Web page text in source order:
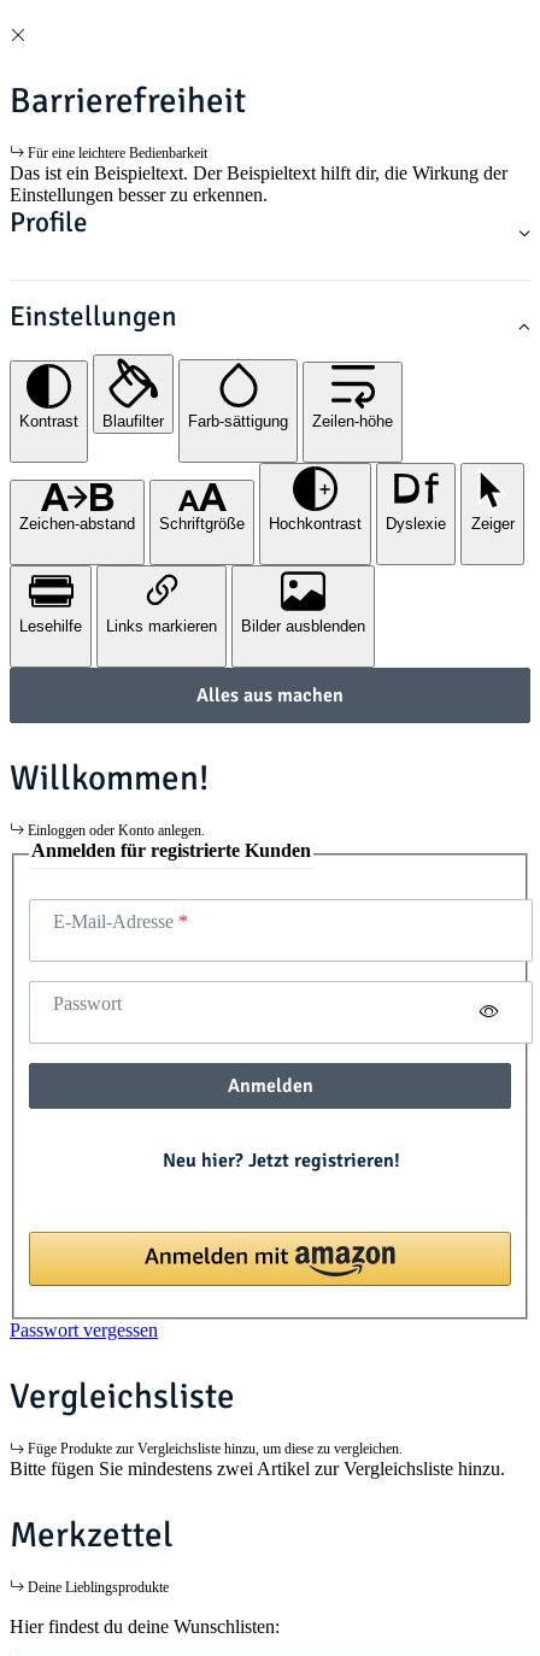
Barrierefreiheit
Für eine leichtere Bedienbarkeit
Das ist ein Beispieltext. Der Beispieltext hilft dir, die Wirkung der
Einstellungen besser zu erkennen.
Profile
Einstellungen
Kontrast Blaufilter Farb-sättigung Zeilen-höhe
Zeichen-abstand Schriftgröße Hochkontrast Dyslexie Zeiger
Lesehilfe Links markieren Bilder ausblenden
Alles aus machen
Willkommen!
Einloggen oder Konto anlegen.
Anmelden für registrierte Kunden
E-Mail-Adresse
Passwort
Anmelden
Neu hier? Jetzt registrieren!
Passwort vergessen
Vergleichsliste
Füge Produkte zur Vergleichsliste hinzu, um diese zu vergleichen.
Bitte fügen Sie mindestens zwei Artikel zur Vergleichsliste hinzu.
Merkzettel
Deine Lieblingsprodukte
Hier findest du deine Wunschlisten: